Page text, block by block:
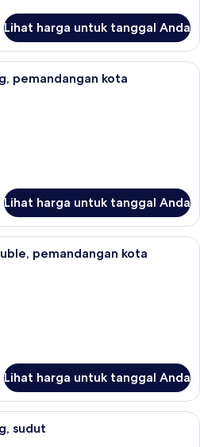
Lihat harga untuk tanggal Anda
Seprai premium, brankas, meja
pemandangan kota
Lihat harga untuk tanggal Anda
Seprai premium, brankas, meja
pemandangan kota
Lihat harga untuk tanggal Anda
Seprai premium, brankas, meja
sudut